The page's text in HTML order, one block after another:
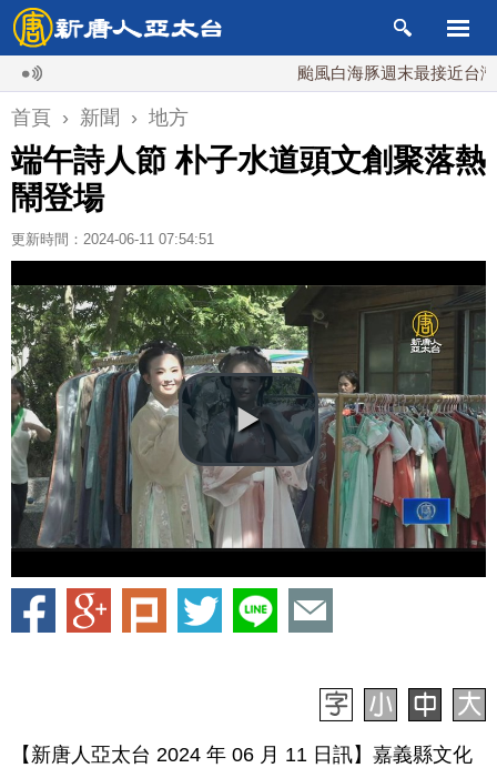
颱風白海豚週末最接近台灣 最快
首頁 › 新聞 › 地方
端午詩人節 朴子水道頭文創聚落熱
鬧登場
更新時間：2024-06-11 07:54:51
【新唐人亞太台 2024 年 06 月 11 日訊】嘉義縣文化